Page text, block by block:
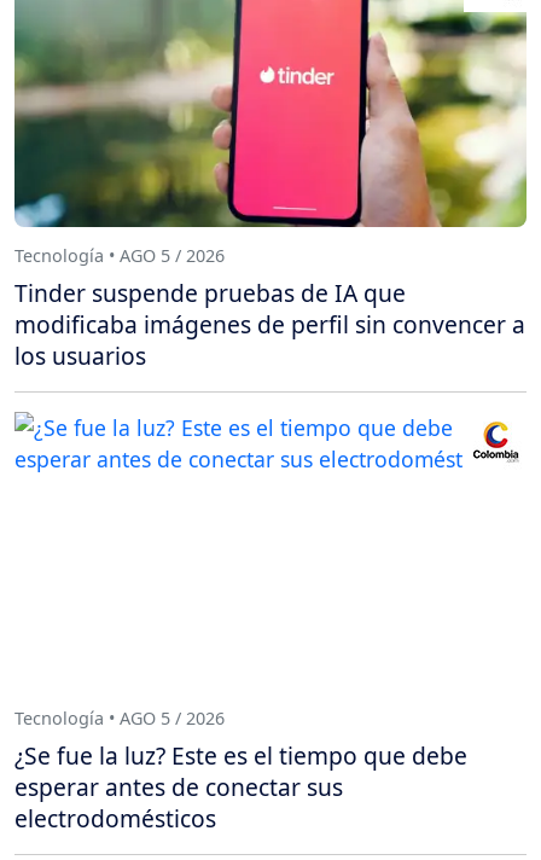
Tecnología • AGO 5 / 2026
Tinder suspende pruebas de IA que
modificaba imágenes de perfil sin convencer a
los usuarios
Tecnología • AGO 5 / 2026
¿Se fue la luz? Este es el tiempo que debe
esperar antes de conectar sus
electrodomésticos